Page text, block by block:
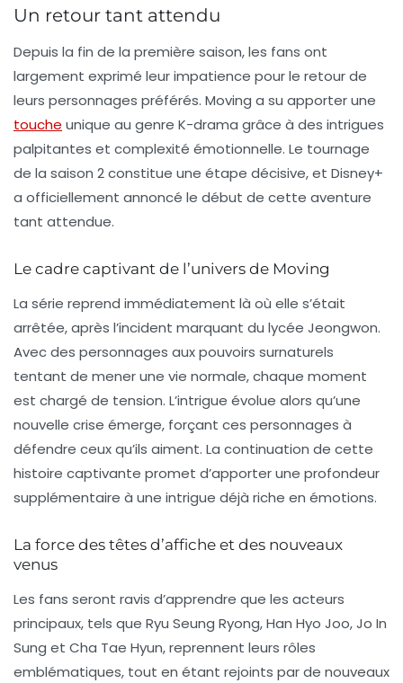
Un retour tant attendu
Depuis la fin de la première saison, les fans ont
largement exprimé leur impatience pour le retour de
leurs personnages préférés. Moving a su apporter une
touche unique au genre K-drama grâce à des intrigues
palpitantes et complexité émotionnelle. Le tournage
de la saison 2 constitue une étape décisive, et Disney+
a officiellement annoncé le début de cette aventure
tant attendue.
Le cadre captivant de l’univers de Moving
La série reprend immédiatement là où elle s’était
arrêtée, après l’incident marquant du lycée Jeongwon.
Avec des personnages auxpouvoirs surnaturels
tentant de mener une vie normale, chaque moment
est chargé de tension. L’intrigue évolue alors qu’une
nouvelle crise émerge, forçant ces personnages à
défendre ceux qu’ils aiment. La continuation de cette
histoire captivante promet d’apporter une profondeur
supplémentaire à une intrigue déjà riche en émotions.
La force des têtes d’affiche et des nouveaux
venus
Les fans seront ravis d’apprendre que les acteurs
principaux, tels que Ryu Seung Ryong,Han Hyo Joo,Jo In
Sung et Cha Tae Hyun, reprennent leurs rôles
emblématiques, tout en étant rejoints par de nouveaux